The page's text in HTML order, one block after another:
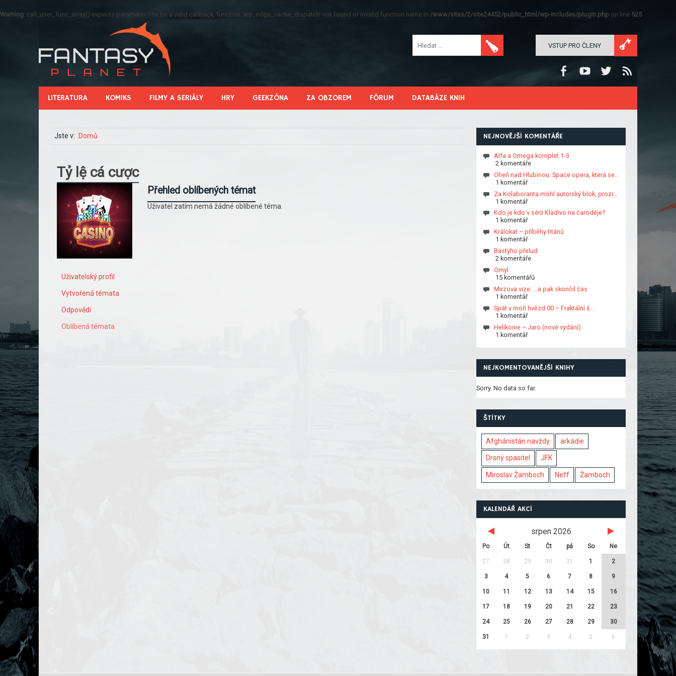
Warning: call_user_func_array() expects parameter 1 to be a valid callback, function 'wp_edge_cache_dispatch' not found or invalid function name in /www/sites/2/site24452/public_html/wp-includes/plugin.php on line 525
VSTUP PRO ČLENY
LITERATURA KOMIKS FILMY A SERIÁLY HRY GEEKZÓNA ZA OBZOREM FÓRUM DATABÁZE KNIH
Jste v: Domů
Tỷ lệ cá cược
Uživatelský profil
Vytvořená témata
Odpovědi
Oblíbená témata
Přehled oblíbených témat
Uživatel zatím nemá žádné oblíbené téma.
NEJNOVĚJŠÍ KOMENTÁŘE
Alfa a Omega komplet 1-3
2 komentáře
Oheň nad Hlubinou: Space opera, která se…
1 komentář
Za Kolaboranta mohl autorský blok, prozr…
1 komentář
Kdo je kdo v sérii Kladivo na čaroděje?
1 komentář
Králokat – příběhy titánů
1 komentář
Bastyho přelud
2 komentáře
Omyl
15 komentářů
Mirzova vize: …a pak skončil čas
1 komentář
Spát v moři hvězd 00 – Fraktální š…
1 komentář
Helikonie – Jaro (nové vydání)
1 komentář
NEJKOMENTOVANĚJŠÍ KNIHY
Sorry. No data so far.
ŠTÍTKY
Afghánistán navždy arkádie
Drsný spasitel JFK
Miroslav Žamboch Neff Žamboch
KALENDÁŘ AKCÍ
srpen 2026
Po Út St Čt pá So Ne
27 28 29 30 31 1 2
3 4 5 6 7 8 9
10 11 12 13 14 15 16
17 18 19 20 21 22 23
24 25 26 27 28 29 30
31 1 2 3 4 5 6